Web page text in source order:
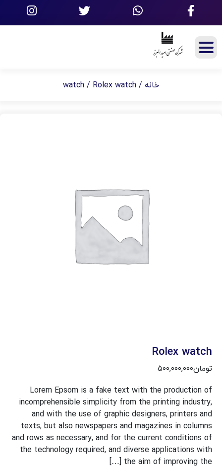
خانه /
watch / Rolex watch
Rolex watch
تومان۵۰۰,۰۰۰,۰۰۰
Lorem Epsom is a fake text with the production of
incomprehensible simplicity from the printing industry,
and with the use of graphic designers, printers and
texts, but also newspapers and magazines in columns
and rows as necessary, and for the current conditions of
the technology required, and diverse applications with
the aim of improving the […]